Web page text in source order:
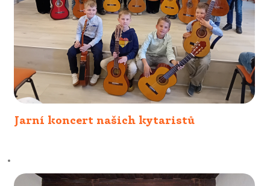
Jarní koncert našich kytaristů